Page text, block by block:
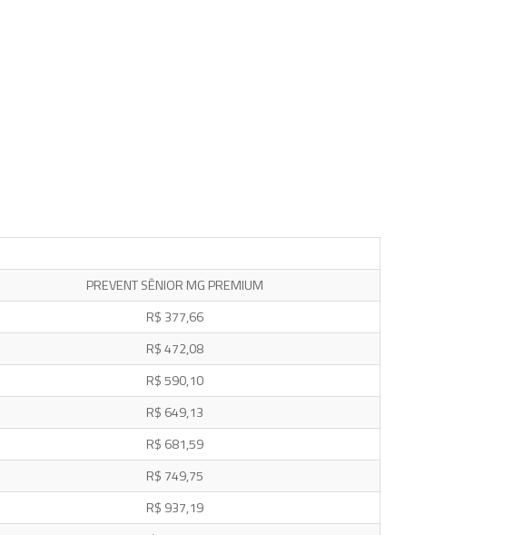
PREVENT SÊNIOR MG PREMIUM
R$ 377,66
R$ 472,08
R$ 590,10
R$ 649,13
R$ 681,59
R$ 749,75
R$ 937,19